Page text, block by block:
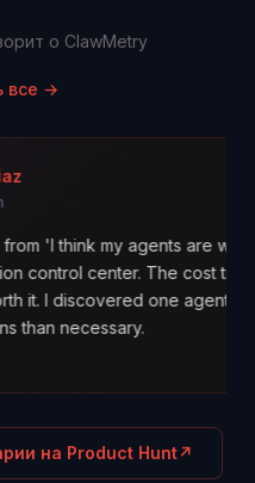
о ClawMetry
все →
agents are working' to
The cost tracking
one agent was using
на Product Hunt↗